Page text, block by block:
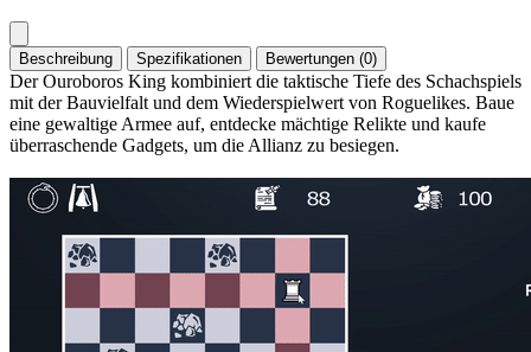
Beschreibung Spezifikationen Bewertungen (0)
Der Ouroboros King kombiniert die taktische Tiefe des Schachspiels
mit der Bauvielfalt und dem Wiederspielwert von Roguelikes. Baue
eine gewaltige Armee auf, entdecke mächtige Relikte und kaufe
überraschende Gadgets, um die Allianz zu besiegen.